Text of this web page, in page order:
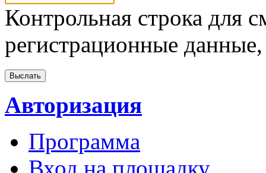
Контрольная строка для
регистрационные
Авторизация
Программа
Вход на площадку